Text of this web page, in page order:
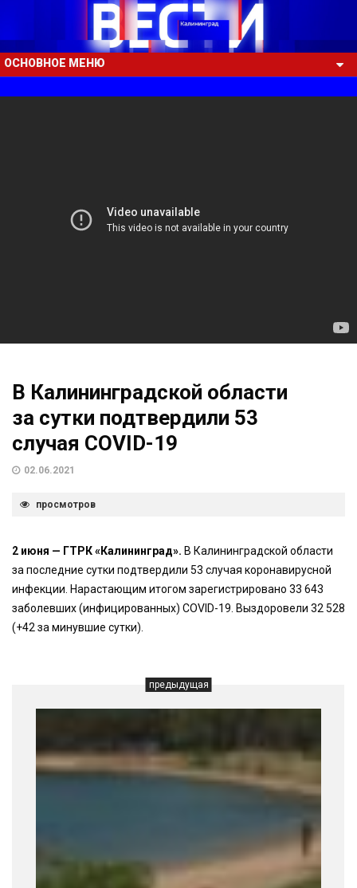
ОСНОВНОЕ МЕНЮ
В Калининградской области
за сутки подтвердили 53
случая COVID-19
02.06.2021
просмотров
2 июня — ГТРК «Калининград». В Калининградской области
за последние сутки подтвердили 53 случая коронавирусной
инфекции. Нарастающим итогом зарегистрировано 33 643
заболевших (инфицированных) COVID-19. Выздоровели 32 528
(+42 за минувшие сутки).
предыдущая